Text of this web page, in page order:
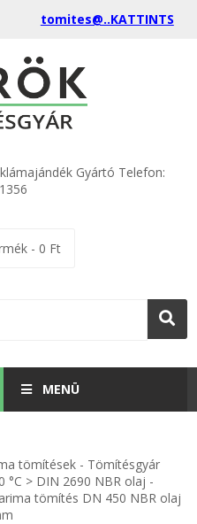
tomites@..KATTINTS
Gyártó Telefon:
- 0 Ft
MENÜ
videók
tömítések - Tömítésgyár
°C > DIN 2690 NBR olaj -
tömítés DN 450 NBR olaj